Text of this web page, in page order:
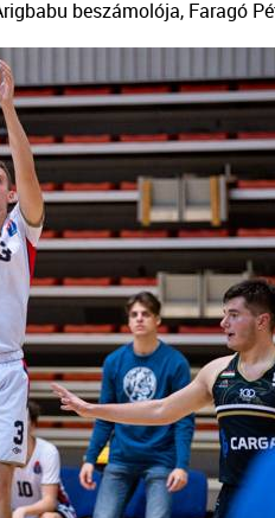
beszámolója, Faragó